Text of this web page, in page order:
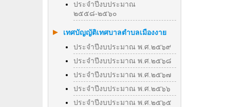
ประจำปีงบประมาณ
๒๕๕๘-๒๕๖๐
เทศบัญญัติเทศบาลตำบลเมืองงาย
ประจำปีงบประมาณ พ.ศ.๒๕๖๙
ประจำปีงบประมาณ พ.ศ.๒๕๖๘
ประจำปีงบประมาณ พ.ศ.๒๕๖๗
ประจำปีงบประมาณ พ.ศ.๒๕๖๖
ประจำปีงบประมาณ พ.ศ.๒๕๖๕